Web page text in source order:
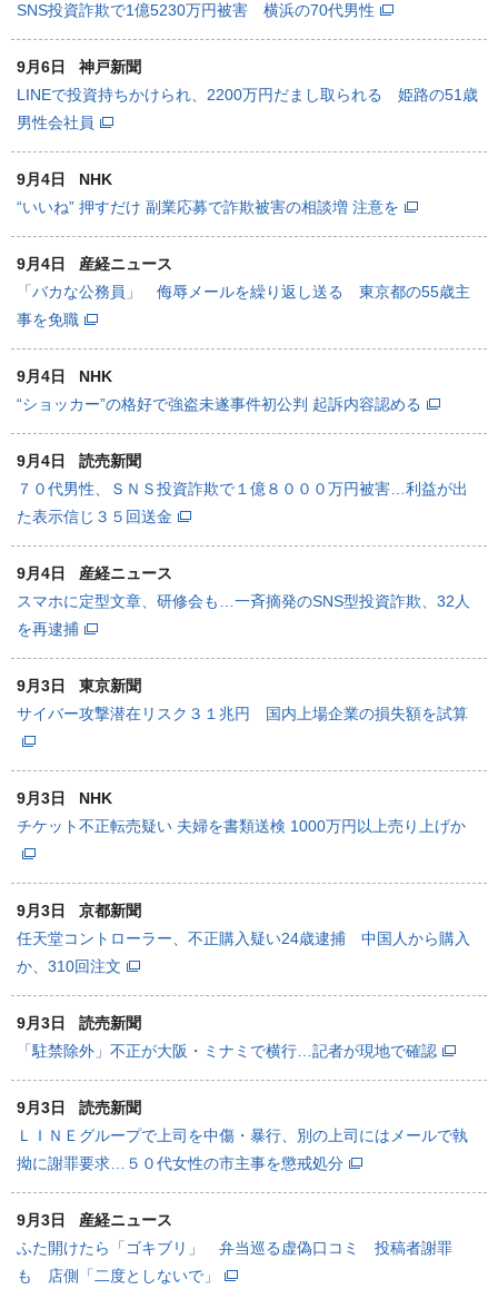
SNS投資詐欺で1億5230万円被害 横浜の70代男性
9月6日
神戸新聞
LINEで投資持ちかけられ、2200万円だまし取られる 姫路の51歳
男性会社員
9月4日
NHK
“いいね” 押すだけ 副業応募で詐欺被害の相談増 注意を
9月4日
産経ニュース
「バカな公務員」 侮辱メールを繰り返し送る 東京都の55歳主
事を免職
9月4日
NHK
“ショッカー”の格好で強盗未遂事件初公判 起訴内容認める
9月4日
読売新聞
７０代男性、ＳＮＳ投資詐欺で１億８０００万円被害…利益が出
た表示信じ３５回送金
9月4日
産経ニュース
スマホに定型文章、研修会も…一斉摘発のSNS型投資詐欺、32人
を再逮捕
9月3日
東京新聞
サイバー攻撃潜在リスク３１兆円 国内上場企業の損失額を試算
9月3日
NHK
チケット不正転売疑い 夫婦を書類送検 1000万円以上売り上げか
9月3日
京都新聞
任天堂コントローラー、不正購入疑い24歳逮捕 中国人から購入
か、310回注文
9月3日
読売新聞
「駐禁除外」不正が大阪・ミナミで横行…記者が現地で確認
9月3日
読売新聞
ＬＩＮＥグループで上司を中傷・暴行、別の上司にはメールで執
拗に謝罪要求…５０代女性の市主事を懲戒処分
9月3日
産経ニュース
ふた開けたら「ゴキブリ」 弁当巡る虚偽口コミ 投稿者謝罪
も 店側「二度としないで」